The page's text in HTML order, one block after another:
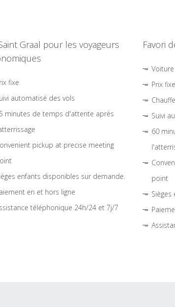
Graal pour les voyageurs
fixe
automatisé des vols
minutes de temps d'attente après
pickup at precise meeting
enfants disponibles sur demande.
en et hors ligne
téléphonique 24h/24 et 7j/7
Favori
Prix fixe
Suivi
60
point